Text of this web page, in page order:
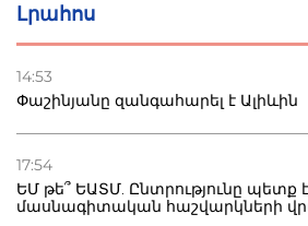
Լրահոս
14:53
Փաշինյանը զանգահարել է Ալիևին
17:54
ԵՄ թե՞ ԵԱՏՄ. Ընտրությունը պետք
մասնագիտական հաշվարկների
22.07.2026
տուժածներ կան
21.07.2026
Դատվածություն ունեցող
բնակվել Ռուսաստանում